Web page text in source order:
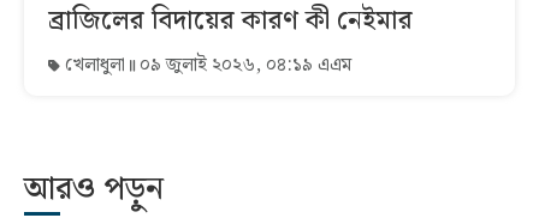
ব্রাজিলের বিদায়ের কারণ কী নেইমার
খেলাধুলা ০৯ জুলাই ২০২৬, ০৪:১৯ এএম
আরও পড়ুন